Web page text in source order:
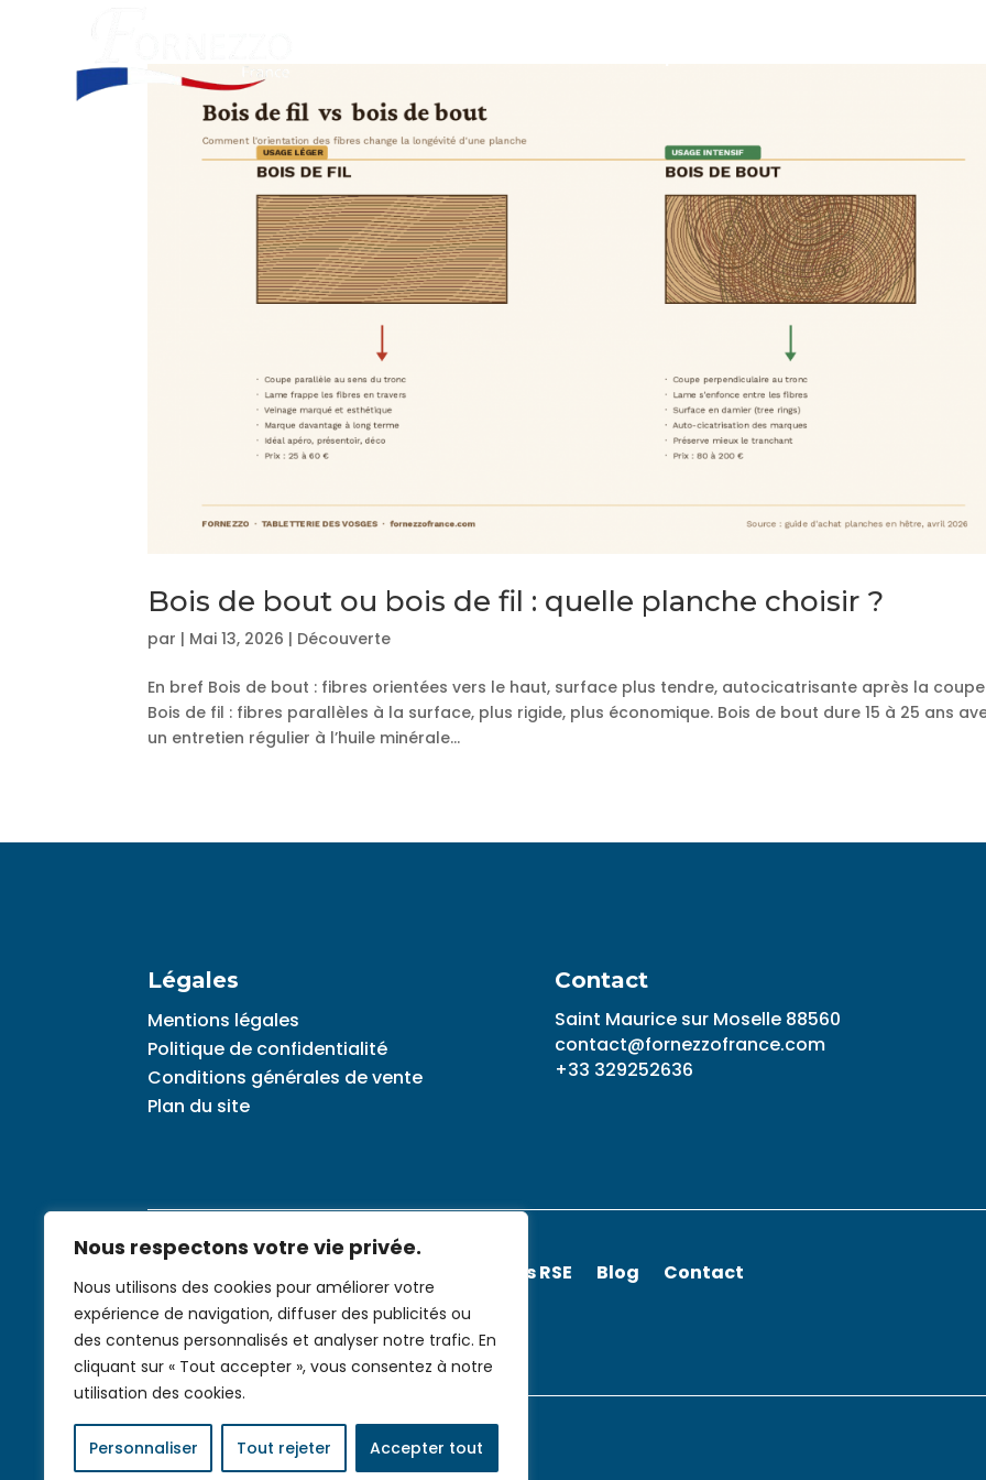
Nous respectons votre vie privée.
Nous utilisons des cookies pour améliorer votre
expérience de navigation, diffuser des publicités ou
des contenus personnalisés et analyser notre trafic. En
cliquant sur « Tout accepter », vous consentez à notre
utilisation des cookies.
Personnaliser Tout rejeter Accepter tout
Bois de bout ou bois de fil : quelle planche choisir ?
par | Mai 13, 2026 | Découverte
En bref Bois de bout : fibres orientées vers le haut, surface plus tendre, autocicatrisante après la
Bois de fil : fibres parallèles à la surface, plus rigide, plus économique. Bois de bout dure 15 à 25 ans
un entretien régulier à l’huile minérale...
Légales
Mentions légales
Politique de confidentialité
Conditions générales de vente
Plan du site
Contact
Saint Maurice sur Moselle 88560
contact@fornezzofrance.com
+33 329252636
Valeurs RSE Blog Contact
Site réalisé parPilipili-web